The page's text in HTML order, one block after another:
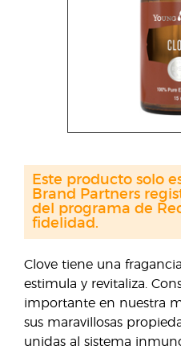
Clove tiene una
estimula y revitaliza.
importante en nuestra
sus maravillosas
unidas al sistema
Este producto solo
Brand Partners
del programa de
fidelidad.